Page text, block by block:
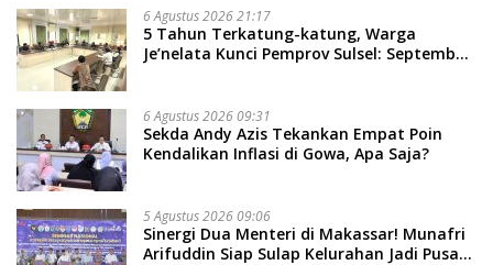
Soal Adat dan Adab
6 Agustus 2026 21:17
5 Tahun Terkatung-katung, Warga
Je’nelata Kunci Pemprov Sulsel: September
6 Agustus 2026 09:31
Sekda Andy Azis Tekankan Empat Poin
Kendalikan Inflasi di Gowa, Apa Saja?
5 Agustus 2026 09:06
Sinergi Dua Menteri di Makassar! Munafri
Arifuddin Siap Sulap Kelurahan Jadi Pusat